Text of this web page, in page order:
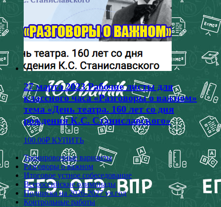
27 марта 2023 Рабочие листы для
классного часа «Разговоры о важном»
тема «День театра. 160 лет со дня
рождения К.С. Станиславского»
100.00₽ КУПИТЬ
Тренировочные варианты
Разговоры о важном
Итоговое устное собеседование
Всероссийские олимпиады
Подписка на 2026-2027 уч.год
Контрольные работы